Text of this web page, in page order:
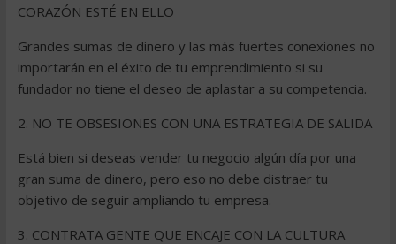
CORAZÓN ESTÉ EN ELLO
Grandes sumas de dinero y las más fuertes conexiones no
importarán en el éxito de tu emprendimiento si su
fundador no tiene el deseo de aplastar a su competencia.
2. NO TE OBSESIONES CON UNA ESTRATEGIA DE SALIDA
Está bien si deseas vender tu negocio algún día por una
gran suma de dinero, pero eso no debe distraer tu
objetivo de seguir ampliando tu empresa.
3. CONTRATA GENTE QUE ENCAJE CON LA CULTURA